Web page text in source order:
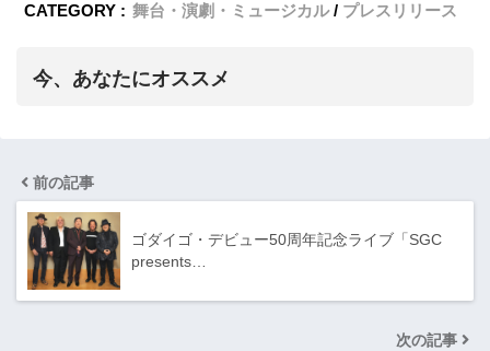
CATEGORY : 舞台・演劇・ミュージカル プレスリリース
今、あなたにオススメ
前の記事
ゴダイゴ・デビュー50周年記念ライブ「SGC
presents…
次の記事